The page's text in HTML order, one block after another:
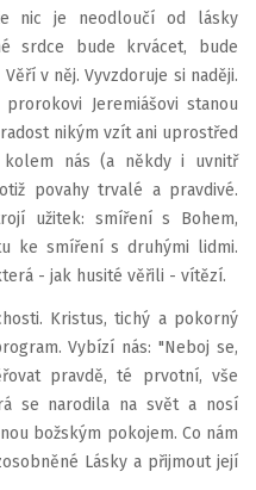
nic je neodloučí od lásky
srdce bude krvácet, bude
v něj. Vyvzdoruje si naději.
Jeremiášovi stanou
nikým vzít ani uprostřed
nás (a někdy i uvnitř
povahy trvalé a pravdivé.
užitek: smíření s Bohem,
ke smíření s druhými lidmi.
- jak husité věřili - vítězí.
Kristus, tichý a pokorný
Vybízí nás: "Neboj se,
pravdě, té prvotní, vše
se narodila na svět a nosí
božským pokojem. Co nám
Lásky a přijmout její